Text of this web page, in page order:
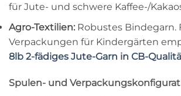
für Jute- und schwere Kaffee-/
Agro-Textilien: Robustes Bindegarn.
Verpackungen für Kindergärten
8lb 2-fädiges Jute-Garn in CB-
Spulen- und